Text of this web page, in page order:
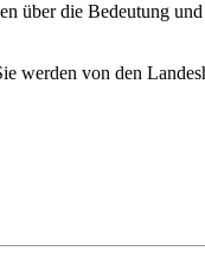
über die Bedeutung
werden von den